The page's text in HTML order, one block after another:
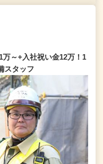
～+入社祝い金12万！1
スタッフ